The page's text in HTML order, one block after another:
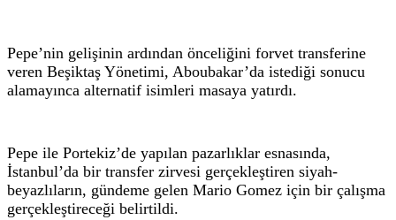
Pepe’nin gelişinin ardından önceliğini forvet transferine
veren Beşiktaş Yönetimi, Aboubakar’da istediği sonucu
alamayınca alternatif isimleri masaya yatırdı.
Pepe ile Portekiz’de yapılan pazarlıklar esnasında,
İstanbul’da bir transfer zirvesi gerçekleştiren siyah-
beyazlıların, gündeme gelen Mario Gomez için bir çalışma
gerçekleştireceği belirtildi.